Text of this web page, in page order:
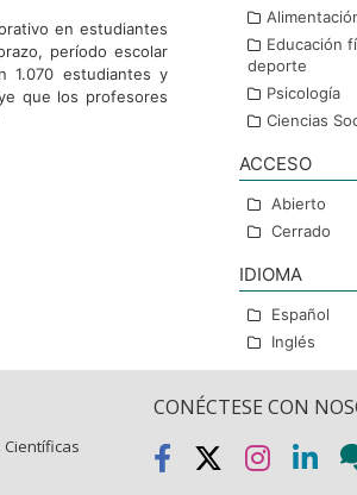
en estudiantes
período escolar
1.070 estudiantes y
que los profesores
Educación
deporte
Psicología
Ciencias
ACCESO
Abierto
Cerrado
IDIOMA
Español
Inglés
Científicas
CONÉCTESE CON